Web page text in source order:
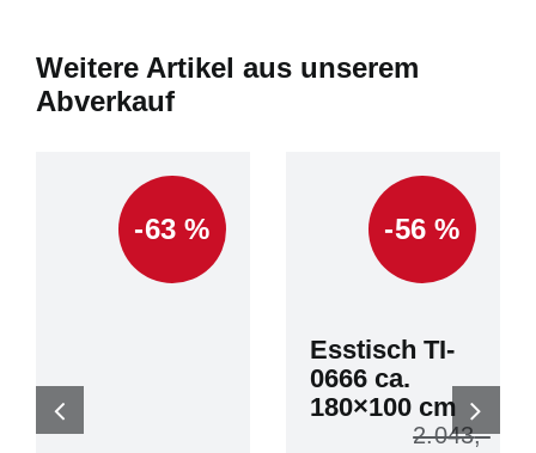
Weitere Artikel aus unserem
Abverkauf
-63 %
Esstisch TI-
0666 ca.
180×100 cm
-56 %
2.043